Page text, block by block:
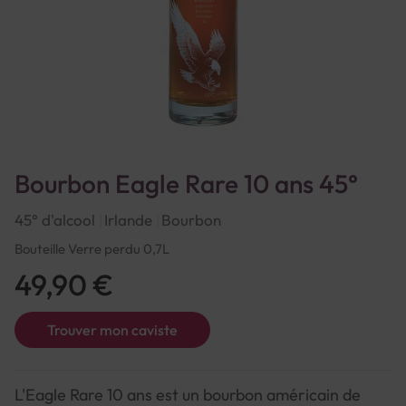
Bourbon Eagle Rare 10 ans 45°
45° d'alcool Irlande Bourbon
Bouteille Verre perdu 0,7L
Trouver mon caviste
49,90 €
L'Eagle Rare 10 ans est un bourbon américain de